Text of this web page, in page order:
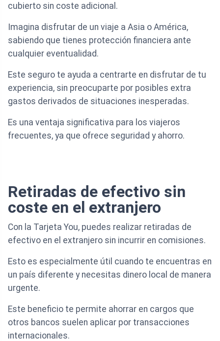
cubierto sin coste adicional.
Imagina disfrutar de un viaje a Asia o América,
sabiendo que tienes protección financiera ante
cualquier eventualidad.
Este seguro te ayuda a centrarte en disfrutar de tu
experiencia, sin preocuparte por posibles extra
gastos derivados de situaciones inesperadas.
Es una ventaja significativa para los viajeros
frecuentes, ya que ofrece seguridad y ahorro.
Retiradas de efectivo sin
coste en el extranjero
Con la Tarjeta You, puedes realizar retiradas de
efectivo en el extranjero sin incurrir en comisiones.
Esto es especialmente útil cuando te encuentras en
un país diferente y necesitas dinero local de manera
urgente.
Este beneficio te permite ahorrar en cargos que
otros bancos suelen aplicar por transacciones
internacionales.